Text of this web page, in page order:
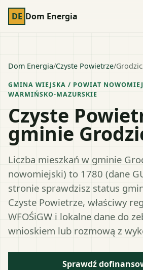
DE Dom Energia
Dom Energia/Czyste Powietrze/
GMINA WIEJSKA / POWIAT
WARMIŃSKO-MAZURSKIE
Czyste
gminie
Liczba mieszkań w gminie
nowomiejski) to 1780 (dane
stronie sprawdzisz status
Czyste Powietrze, właściwy
WFOŚiGW i lokalne dane do
wnioskiem lub rozmową z
Sprawdź